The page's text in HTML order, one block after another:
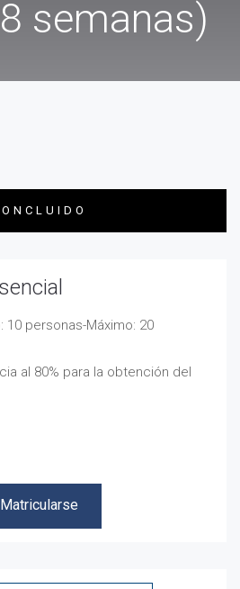
semanas)
10 personas-Máximo: 20
al 80% para la obtención del
Matricularse